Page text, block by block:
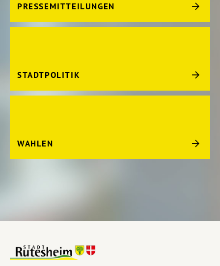
PRESSEMITTEILUNGEN
STADTPOLITIK
WAHLEN